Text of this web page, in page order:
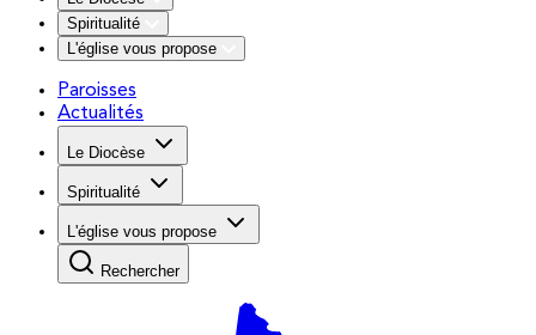
Spiritualité
L'église vous propose
Paroisses
Actualités
Le Diocèse
Spiritualité
L'église vous propose
Rechercher